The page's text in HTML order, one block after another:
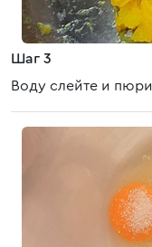
Шаг 3
Воду слейте и